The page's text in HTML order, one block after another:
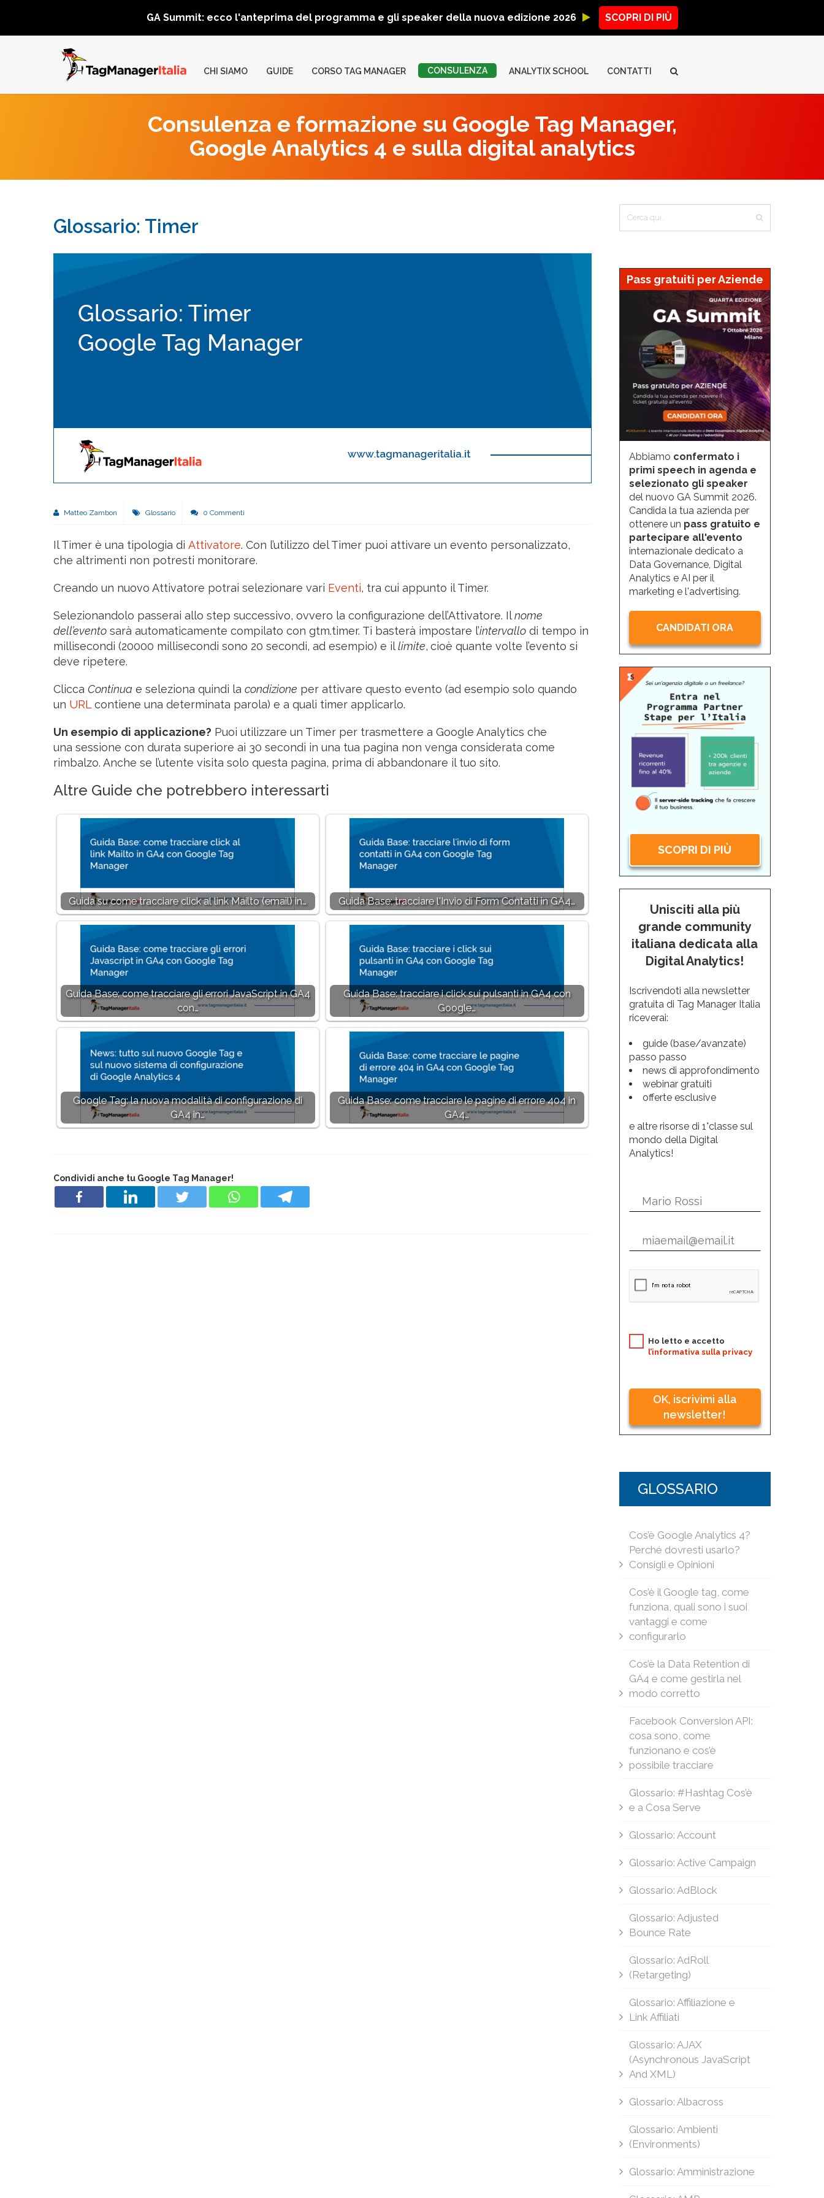
GA Summit: ecco l'anteprima del programma e gli speaker della nuova edizione 2026 SCOPRI DI PIÙ
CHI SIAMO GUIDE CORSO TAG MANAGER CONSULENZA ANALYTIX SCHOOL CONTATTI
Consulenza e formazione su Google Tag Manager,
Google Analytics 4 e sulla digital analytics
Glossario: Timer
Matteo Zambon Glossario 0 Commenti
Il Timer è una tipologia di Attivatore. Con l’utilizzo del Timer puoi attivare un evento personalizzato,
che altrimenti non potresti monitorare.
Creando un nuovo Attivatore potrai selezionare vari Eventi, tra cui appunto il Timer.
Selezionandolo passerai allo step successivo, ovvero la configurazione dell’Attivatore. Ilnome
dell’evento sarà automaticamente compilato con gtm.timer. Ti basterà impostare l’intervallo di tempo in
millisecondi (20000 millisecondi sono 20 secondi, ad esempio) e illimite, cioè quante volte l’evento si
deve ripetere.
Clicca Continua e seleziona quindi la condizione per attivare questo evento (ad esempio solo quando
un URL contiene una determinata parola) e a quali timer applicarlo.
Un esempio di applicazione? Puoi utilizzare un Timer per trasmettere a Google Analytics che
una sessione con durata superiore ai 30 secondi in una tua pagina non venga considerata come
rimbalzo. Anche se l’utente visita solo questa pagina, prima di abbandonare il tuo sito.
Altre Guide che potrebbero interessarti
Guida su come tracciare click al link Mailto (email) in… Guida Base: tracciare l'Invio di Form Contatti in GA4…
Guida Base: come tracciare gli errori JavaScript in GA4
con…
Guida Base: tracciare i click sui pulsanti in GA4 con
Google…
Google Tag: la nuova modalità di configurazione di
GA4 in…
Guida Base: come tracciare le pagine di errore 404 in
GA4…
Condividi anche tu Google Tag Manager!
Pass gratuiti per Aziende
Abbiamo confermato i
primi speech in agenda e
selezionato gli speaker
del nuovo GA Summit 2026.
Candida la tua azienda per
ottenere un pass gratuito e
partecipare all'evento
internazionale dedicato a
Data Governance, Digital
Analytics e AI per il
marketing e l'advertising.
CANDIDATI ORA
SCOPRI DI PIÙ
Unisciti alla più
grande community
italiana dedicata alla
Digital Analytics!
Iscrivendoti alla newsletter
gratuita di Tag Manager Italia
riceverai:
guide (base/avanzate)
passo passo
news di approfondimento
webinar gratuiti
offerte esclusive
e altre risorse di 1°classe sul
mondo della Digital
Analytics!
Ho letto e accetto
l’informativa sulla privacy
OK, iscrivimi alla
newsletter!
GLOSSARIO
Cos’è Google Analytics 4?
Perché dovresti usarlo?
Consigli e Opinioni
Cos’è il Google tag, come
funziona, quali sono i suoi
vantaggi e come
configurarlo
Cos’è la Data Retention di
GA4 e come gestirla nel
modo corretto
Facebook Conversion API:
cosa sono, come
funzionano e cos’è
possibile tracciare
Glossario: #Hashtag Cos’è
e a Cosa Serve
Glossario: Account
Glossario: Active Campaign
Glossario: AdBlock
Glossario: Adjusted
Bounce Rate
Glossario: AdRoll
(Retargeting)
Glossario: Affiliazione e
Link Affiliati
Glossario: AJAX
(Asynchronous JavaScript
And XML)
Glossario: Albacross
Glossario: Ambienti
(Environments)
Glossario: Amministrazione